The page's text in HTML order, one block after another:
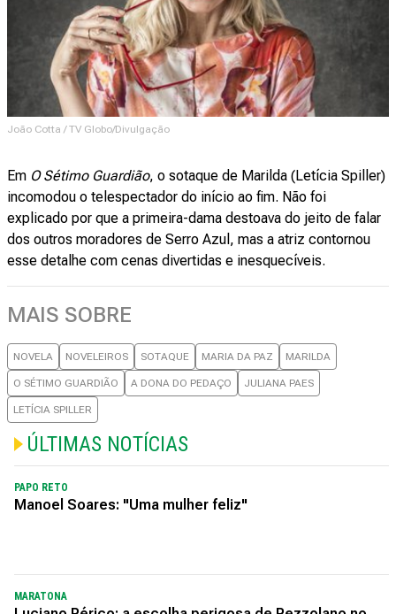
João Cotta / TV Globo/Divulgação
Em O Sétimo Guardião, o sotaque de Marilda (Letícia Spiller)
incomodou o telespectador do início ao fim. Não foi
explicado por que a primeira-dama destoava do jeito de falar
dos outros moradores de Serro Azul, mas a atriz contornou
esse detalhe com cenas divertidas e inesquecíveis.
MAIS SOBRE
NOVELA NOVELEIROS SOTAQUE MARIA DA PAZ MARILDA
O SÉTIMO GUARDIÃO A DONA DO PEDAÇO JULIANA PAES
LETÍCIA SPILLER
ÚLTIMAS NOTÍCIAS
PAPO RETO
Manoel Soares: "Uma mulher feliz"
MARATONA